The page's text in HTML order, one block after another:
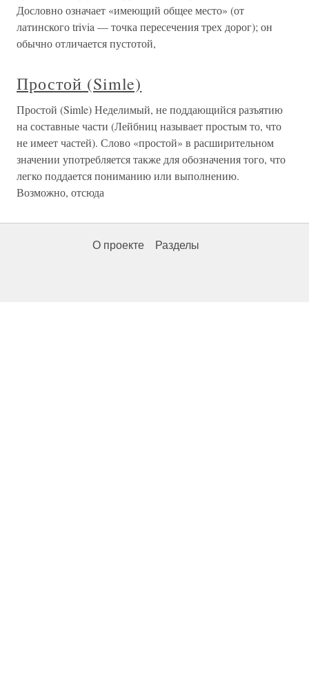
Дословно означает «имеющий общее место» (от
латинского trivia — точка пересечения трех дорог); он
обычно отличается пустотой,
Простой (Simle)
Простой (Simle) Неделимый, не поддающийся разъятию
на составные части (Лейбниц называет простым то, что
не имеет частей). Слово «простой» в расширительном
значении употребляется также для обозначения того, что
легко поддается пониманию или выполнению.
Возможно, отсюда
О проекте Разделы